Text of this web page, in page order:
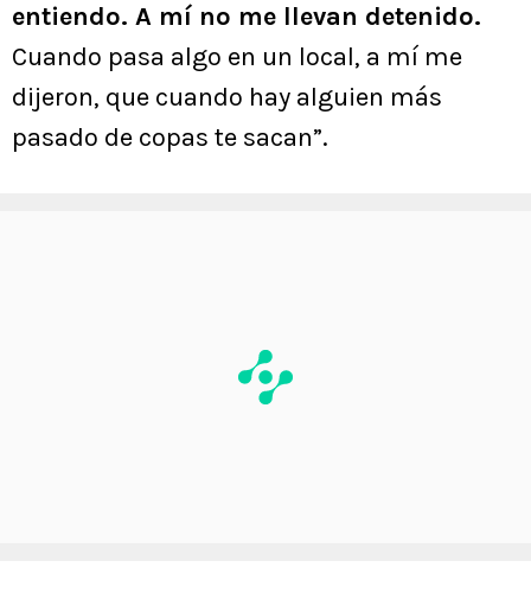
entiendo. A mí no me llevan detenido.
Cuando pasa algo en un local, a mí me
dijeron, que cuando hay alguien más
pasado de copas te sacan”.